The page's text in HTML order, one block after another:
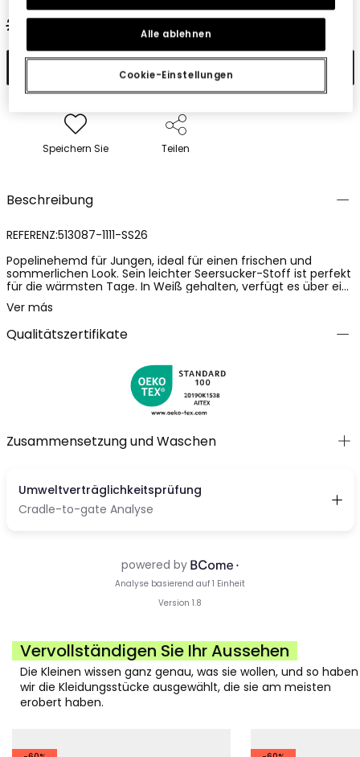
27,95 € 13,95 € 12,55 €
In den Warenkorb
Speichern Sie Teilen
Beschreibung
REFERENZ:513087-1111-SS26
Popelinehemd für Jungen, ideal für einen frischen und
sommerlichen Look. Sein leichter Seersucker-Stoff ist perfekt
für die wärmsten Tage. In Weiß gehalten, verfügt es über ein
Design mit Palmen und Buchstaben, die ihm einen tropischen
und modernen Touch verleihen. Es hat einen klassischen
Kragen und einen Knopfverschluss. Erhältlich in Größen von 12
Monaten bis 10 Jahren, ist es ein vielseitiges Kleidungsstück,
und modischen Stil kombinieren lässt.
Ver más
Qualitätszertifikate
Zusammensetzung und Waschen
Vervollständigen Sie Ihr Aussehen
Die Kleinen wissen ganz genau, was sie wollen, und so haben
wir die Kleidungsstücke ausgewählt, die sie am meisten
erobert haben.
Cookie-Einstellungen
Alle ablehnen